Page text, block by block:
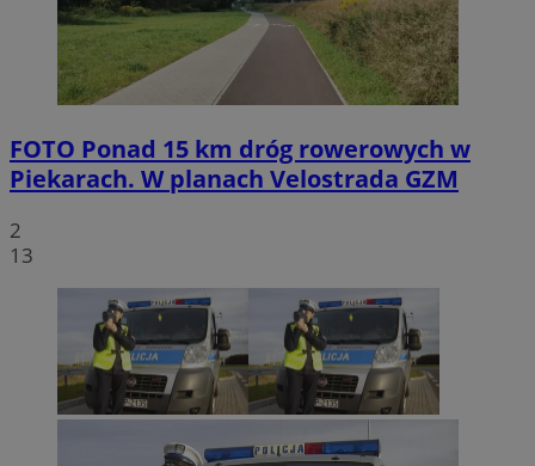
FOTO Ponad 15 km dróg rowerowych w
Piekarach. W planach Velostrada GZM
2
13